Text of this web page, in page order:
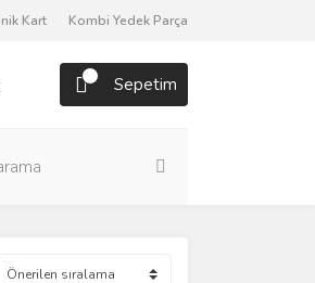
Kart Kombi Yedek Parça
Sepetim